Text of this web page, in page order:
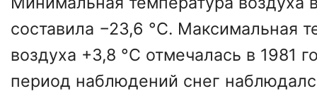
составила −23,6 °С. Максимальная
воздуха +3,8 °С отмечалась в 1981
период наблюдений снег